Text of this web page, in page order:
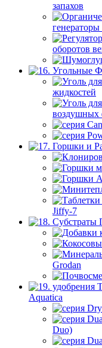
запахов
оборотов
жидкостей
воздушных
Jiffy-7
Grodan
Aquatica
Duo)